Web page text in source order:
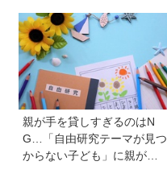
親が手を貸しすぎるのはN
G…「自由研究テーマが見つ
からない子ども」に親がで